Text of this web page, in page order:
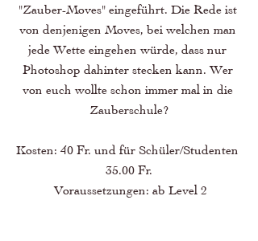
"Zauber-Moves" eingeführt. Die Rede ist
von denjenigen Moves, bei welchen man
jede Wette eingehen würde, dass nur
Photoshop dahinter stecken kann. Wer
von euch wollte schon immer mal in die
Zauberschule?
Kosten: 40 Fr. und für Schüler/Studenten
35.00 Fr.
Voraussetzungen: ab Level 2